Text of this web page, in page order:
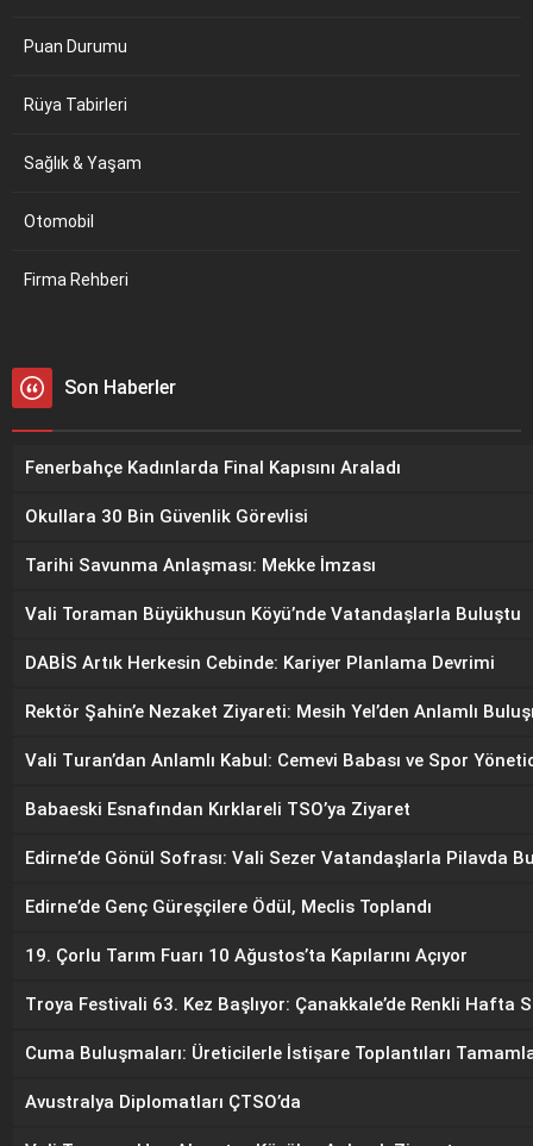
Puan Durumu
Rüya Tabirleri
Sağlık & Yaşam
Otomobil
Firma Rehberi
Son Haberler
Fenerbahçe Kadınlarda Final Kapısını Araladı
Okullara 30 Bin Güvenlik Görevlisi
Tarihi Savunma Anlaşması: Mekke İmzası
Vali Toraman Büyükhusun Köyü’nde Vatandaşlarla Buluştu
DABİS Artık Herkesin Cebinde: Kariyer Planlama Devrimi
Rektör Şahin’e Nezaket Ziyareti: Mesih Yel’den Anlamlı
Vali Turan’dan Anlamlı Kabul: Cemevi Babası ve Spor
Babaeski Esnafından Kırklareli TSO’ya Ziyaret
Edirne’de Gönül Sofrası: Vali Sezer Vatandaşlarla Pilavda
Edirne’de Genç Güreşçilere Ödül, Meclis Toplandı
19. Çorlu Tarım Fuarı 10 Ağustos’ta Kapılarını Açıyor
Troya Festivali 63. Kez Başlıyor: Çanakkale’de Renkli Hafta
Cuma Buluşmaları: Üreticilerle İstişare Toplantıları
Avustralya Diplomatları ÇTSO’da